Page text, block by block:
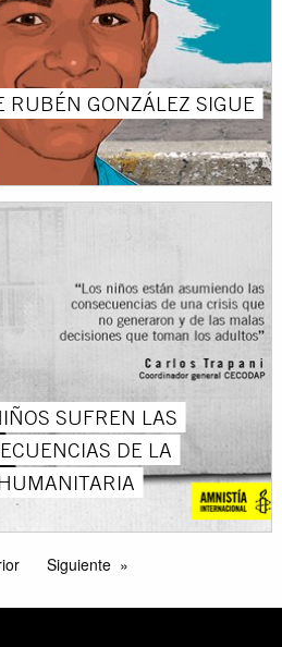
RUBÉN GONZÁLEZ SIGUE
SUFREN LAS
DE LA
Siguiente